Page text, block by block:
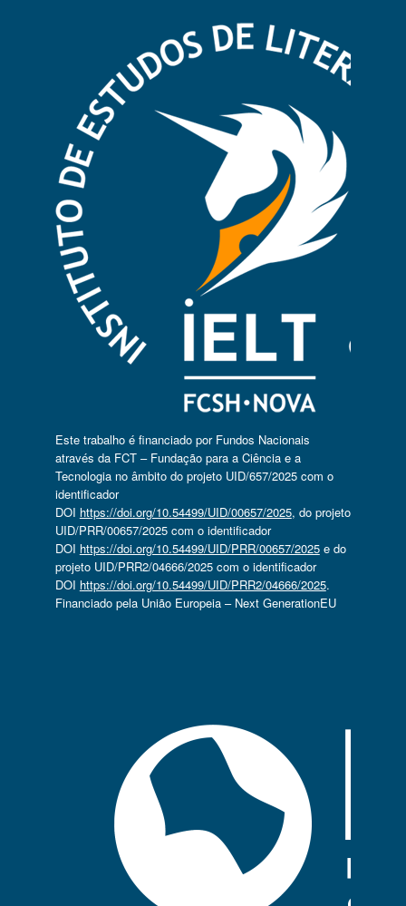
Este trabalho é financiado por Fundos Nacionais
através da FCT – Fundação para a Ciência e a
Tecnologia no âmbito do projeto UID/657/2025 com o
identificador
DOI https://doi.org/10.54499/UID/00657/2025, do projeto
UID/PRR/00657/2025 com o identificador
DOI https://doi.org/10.54499/UID/PRR/00657/2025e do
projeto UID/PRR2/04666/2025 com o identificador
DOI https://doi.org/10.54499/UID/PRR2/04666/2025.
Financiado pela União Europeia – Next GenerationEU